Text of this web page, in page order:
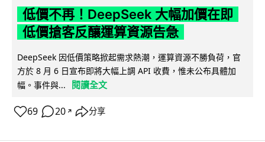
低價不再！DeepSeek 大幅加價在即
低價搶客反釀運算資源告急
DeepSeek 因低價策略掀起需求熱潮，運算資源不勝負荷，官
方於 8 月 6 日宣布即將大幅上調 API 收費，惟未公布具體加
幅。事件與...
閱讀全文
69 20 ↗ 分享